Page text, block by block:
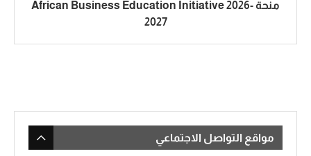
منحة African Business Education Initiative 2026-
2027
مواقع التواصل الاجتماعي